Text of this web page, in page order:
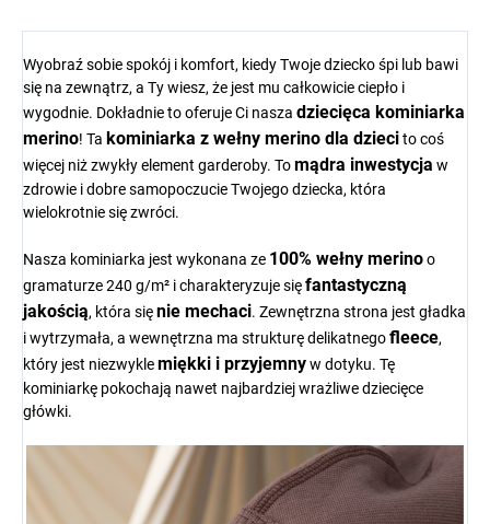
Wyobraź sobie spokój i komfort, kiedy Twoje dziecko śpi lub bawi
się na zewnątrz, a Ty wiesz, że jest mu całkowicie ciepło i
wygodnie. Dokładnie to oferuje Ci nasza dziecięca kominiarka
merino! Ta kominiarka z wełny merino dla dziecito coś
więcej niż zwykły element garderoby. Tomądra inwestycja w
zdrowie i dobre samopoczucie Twojego dziecka, która
wielokrotnie się zwróci.
Nasza kominiarka jest wykonana ze 100% wełny merinoo
gramaturze 240 g/m² i charakteryzuje sięfantastyczną
jakością, która sięnie mechaci. Zewnętrzna strona jest gładka
i wytrzymała, a wewnętrzna ma strukturę delikatnegofleece,
który jest niezwyklemiękki i przyjemnyw dotyku. Tę
kominiarkę pokochają nawet najbardziej wrażliwe dziecięce
główki.